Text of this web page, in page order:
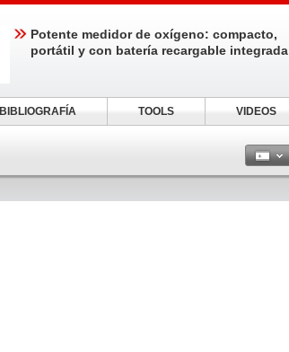
Potente medidor de oxígeno: compacto,
portátil y con batería recargable integrada
BIBLIOGRAFÍA TOOLS VIDEOS